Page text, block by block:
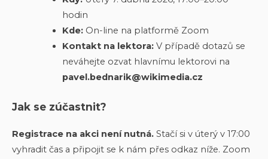
hodin
Kde: On-line na platformě Zoom
Kontakt na lektora: V případě dotazů se
neváhejte ozvat hlavnímu lektorovi na
pavel.bednarik@wikimedia.cz
Jak se zúčastnit?
Registrace na akci není nutná. Stačí si v úterý v 17:00
vyhradit čas a připojit se k nám přes odkaz níže. Zoom